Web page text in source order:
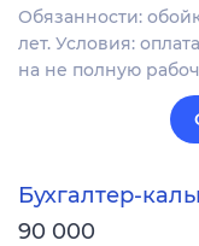
Обязанности:
лет. Условия:
на не полную
Бухгалтер-
90 000